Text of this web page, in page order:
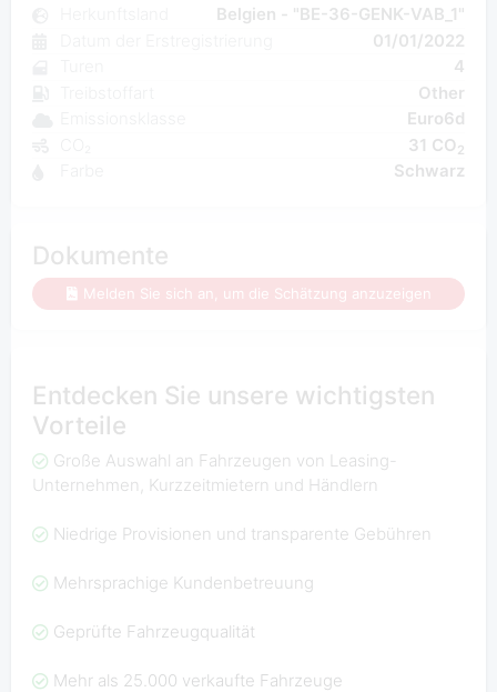
Belgien - "BE-36-GENK-VAB_1"
01/01/2022
4
Other
Euro6d
31 CO 2
Schwarz
Dokumente
Melden Sie sich an, um die Schätzung anzuzeigen
Entdecken Sie unsere wichtigsten
Vorteile
Große Auswahl an Fahrzeugen von Leasing-
Unternehmen, Kurzzeitmietern und Händlern
Niedrige Provisionen und transparente Gebühren
Mehrsprachige Kundenbetreuung
Geprüfte Fahrzeugqualität
Mehr als 25.000 verkaufte Fahrzeuge